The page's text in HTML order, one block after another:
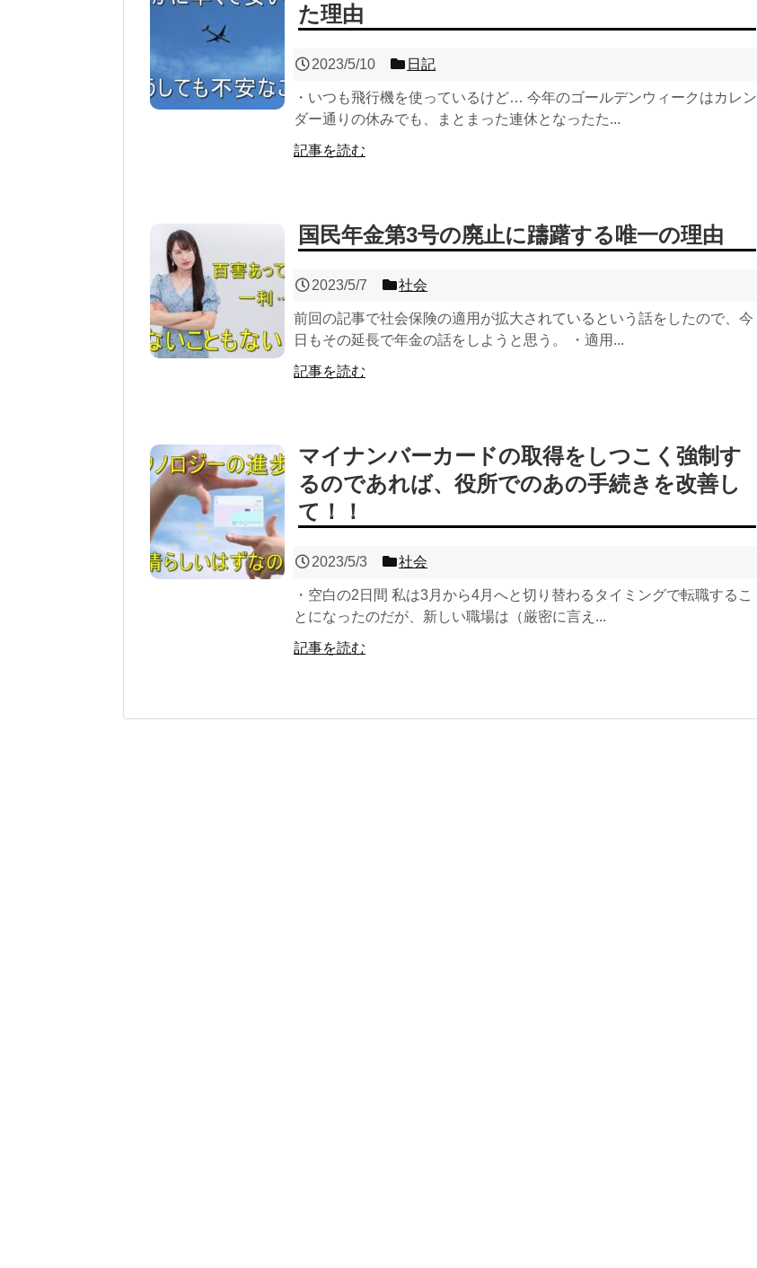
た理由
2023/5/10 日記
・いつも飛行機を使っているけど… 今年のゴールデンウィークはカレン
ダー通りの休みでも、まとまった連休となったた...
記事を読む
国民年金第3号の廃止に躊躇する唯一の理由
2023/5/7 社会
前回の記事で社会保険の適用が拡大されているという話をしたので、今
日もその延長で年金の話をしようと思う。 ・適用...
記事を読む
マイナンバーカードの取得をしつこく強制す
るのであれば、役所でのあの手続きを改善し
て！！
2023/5/3 社会
・空白の2日間 私は3月から4月へと切り替わるタイミングで転職するこ
とになったのだが、新しい職場は（厳密に言え...
記事を読む